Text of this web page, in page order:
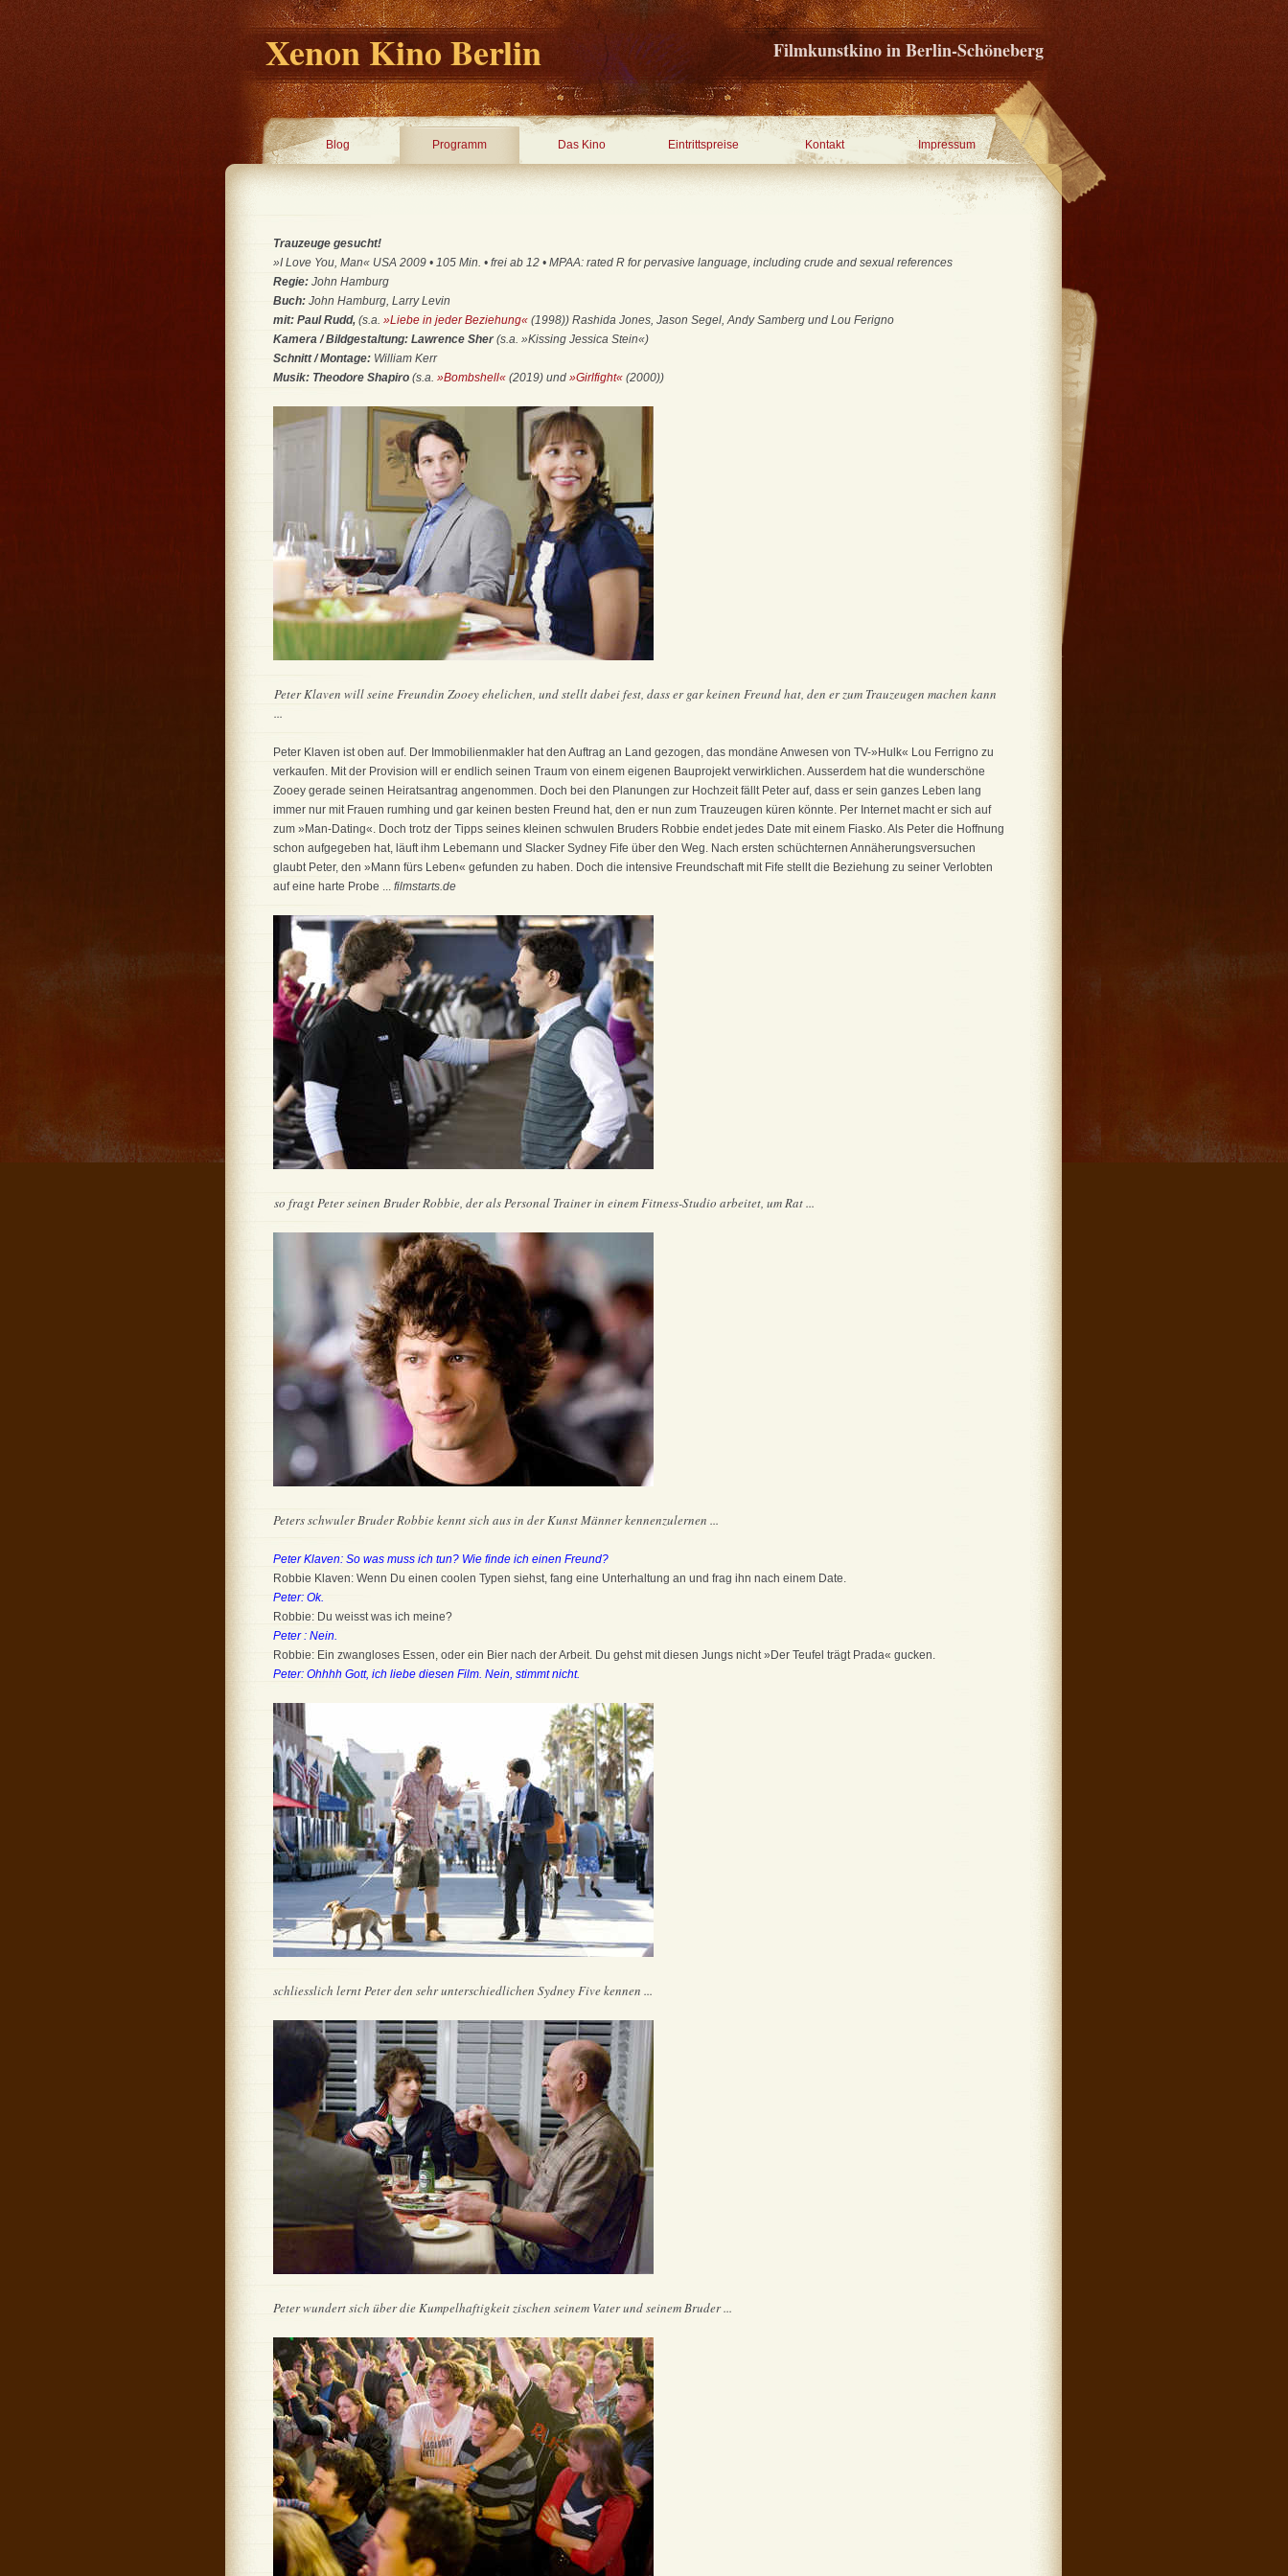
Xenon Kino Berlin Filmkunstkino in Berlin-Schöneberg
Blog Programm Das Kino Eintrittspreise Kontakt Impressum
Trauzeuge gesucht!
»I Love You, Man« USA 2009 • 105 Min. • frei ab 12 • MPAA: rated R for pervasive language, including crude and sexual references
Regie: John Hamburg
Buch: John Hamburg, Larry Levin
mit: Paul Rudd, (s.a. »Liebe in jeder Beziehung« (1998)) Rashida Jones, Jason Segel, Andy Samberg und Lou Ferigno
Kamera / Bildgestaltung: Lawrence Sher (s.a. »Kissing Jessica Stein«)
Schnitt / Montage: William Kerr
Musik: Theodore Shapiro (s.a. »Bombshell« (2019) und »Girlfight« (2000))
Peter Klaven will seine Freundin Zooey ehelichen, und stellt dabei fest, dass er gar keinen Freund hat, den er zum Trauzeugen machen kann
...
Peter Klaven ist oben auf. Der Immobilienmakler hat den Auftrag an Land gezogen, das mondäne Anwesen von TV-»Hulk« Lou Ferrigno zu
verkaufen. Mit der Provision will er endlich seinen Traum von einem eigenen Bauprojekt verwirklichen. Ausserdem hat die wunderschöne
Zooey gerade seinen Heiratsantrag angenommen. Doch bei den Planungen zur Hochzeit fällt Peter auf, dass er sein ganzes Leben lang
immer nur mit Frauen rumhing und gar keinen besten Freund hat, den er nun zum Trauzeugen küren könnte. Per Internet macht er sich auf
zum »Man-Dating«. Doch trotz der Tipps seines kleinen schwulen Bruders Robbie endet jedes Date mit einem Fiasko. Als Peter die Hoffnung
schon aufgegeben hat, läuft ihm Lebemann und Slacker Sydney Fife über den Weg. Nach ersten schüchternen Annäherungsversuchen
glaubt Peter, den »Mann fürs Leben« gefunden zu haben. Doch die intensive Freundschaft mit Fife stellt die Beziehung zu seiner Verlobten
auf eine harte Probe ... filmstarts.de
so fragt Peter seinen Bruder Robbie, der als Personal Trainer in einem Fitness-Studio arbeitet, um Rat ...
Peters schwuler Bruder Robbie kennt sich aus in der Kunst Männer kennenzulernen ...
Peter Klaven: So was muss ich tun? Wie finde ich einen Freund?
Robbie Klaven: Wenn Du einen coolen Typen siehst, fang eine Unterhaltung an und frag ihn nach einem Date.
Peter: Ok.
Robbie: Du weisst was ich meine?
Peter : Nein.
Robbie: Ein zwangloses Essen, oder ein Bier nach der Arbeit. Du gehst mit diesen Jungs nicht »Der Teufel trägt Prada« gucken.
Peter: Ohhhh Gott, ich liebe diesen Film. Nein, stimmt nicht.
schliesslich lernt Peter den sehr unterschiedlichen Sydney Five kennen ...
Peter wundert sich über die Kumpelhaftigkeit zischen seinem Vater und seinem Bruder ...